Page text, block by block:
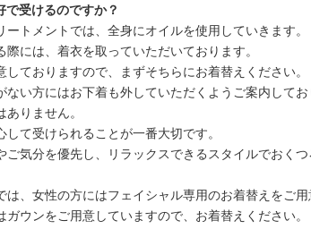
受けるのですか？
トメントでは、全身にオイルを使用していきます。
には、着衣を取っていただいております。
ておりますので、まずそちらにお着替えください。
い方にはお下着も外していただくようご案内してお
りません。
て受けられることが一番大切です。
気分を優先し、リラックスできるスタイルでおくつ
、女性の方にはフェイシャル専用のお着替えをご用
ウンをご用意していますので、お着替えください。